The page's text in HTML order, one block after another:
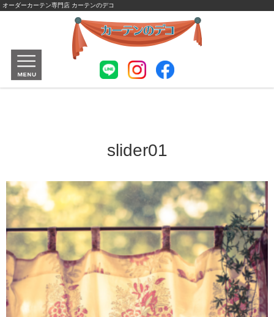
オーダーカーテン専門店 カーテンのデコ
slider01